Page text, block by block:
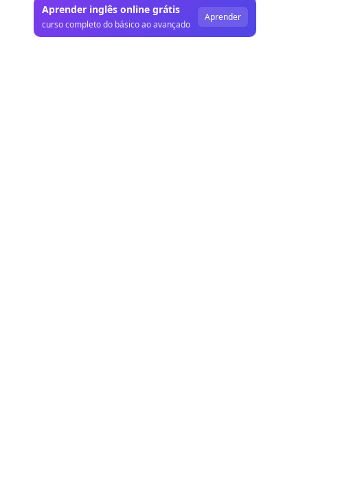
Aprender inglês online grátis
curso completo do básico ao avançado
Aprender